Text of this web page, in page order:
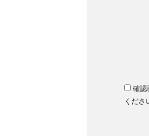
確認
くださ